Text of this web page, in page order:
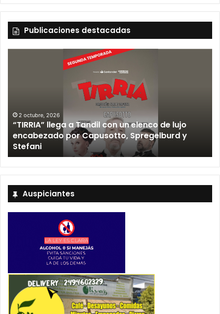
Publicaciones destacadas
2 octubre, 2026
“TIRRIA” llega a Tandil con un elenco de lujo
encabezado por Capusotto, Spregelburd y
Stefani
Auspiciantes